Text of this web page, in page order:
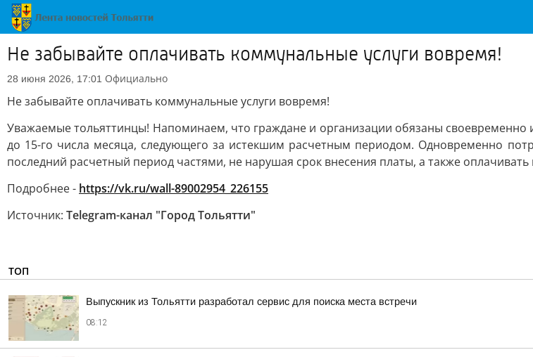
Не забывайте оплачивать коммунальные услуги вовремя!
28 июня 2026, 17:01 Официально
Не забывайте оплачивать коммунальные услуги вовремя!
Уважаемые тольяттинцы! Напоминаем, что граждане и организации обязаны
до 15-го числа месяца, следующего за истекшим расчетным периодом. Одновременно
последний расчетный период частями, не нарушая срок внесения платы, а также
Подробнее - https://vk.ru/wall-89002954_226155
Источник: Telegram-канал "Город Тольятти"
ТОП
Выпускник из Тольятти разработал сервис для поиска места встречи
08:12